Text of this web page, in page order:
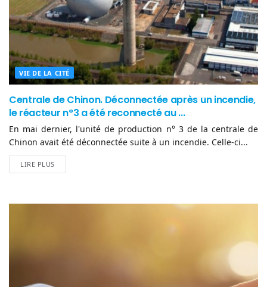
VIE DE LA CITÉ
Centrale de Chinon. Déconnectée après un incendie,
le réacteur n°3 a été reconnecté au ...
En mai dernier, l'unité de production n° 3 de la centrale de
Chinon avait été déconnectée suite à un incendie. Celle-ci...
LIRE PLUS